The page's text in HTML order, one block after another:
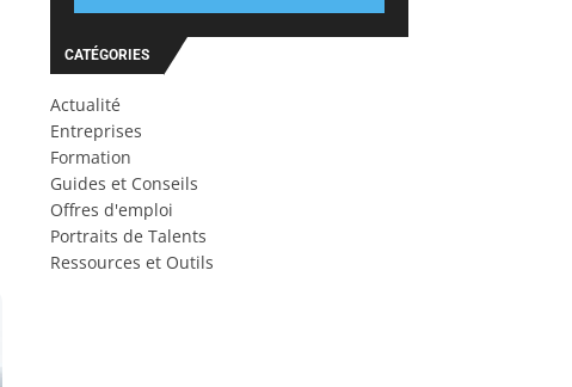
CATÉGORIES
Actualité
Entreprises
Formation
Guides et Conseils
Offres d'emploi
Portraits de Talents
Ressources et Outils